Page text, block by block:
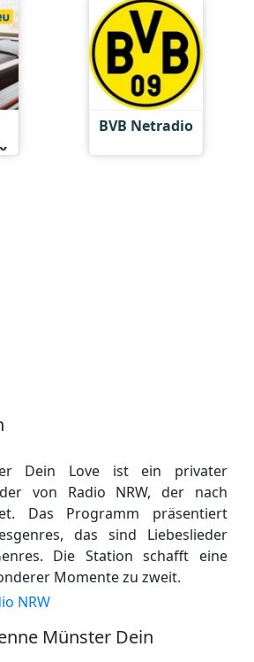
BVB Netradio
Dein Love ist ein privater
von Radio NRW, der nach
Das Programm präsentiert
das sind Liebeslieder
Die Station schafft eine
Momente zu zweit.
NRW
Münster Dein